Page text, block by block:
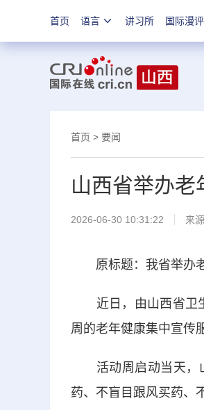
首页 语言 讲习所 国际漫评
首页 > 要闻
山西省举办老
2026-06-30 10:31:22 来源
原标题：我省举办
近日，由山西省卫生
周的老年健康集中宣传
活动周启动当天，山
药、不盲目跟风买药、